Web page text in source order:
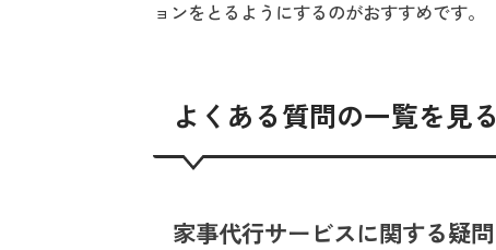
ョンをとるようにするのがおすすめです。
よくある質問の一覧を見る
家事代行サービスに関する疑問